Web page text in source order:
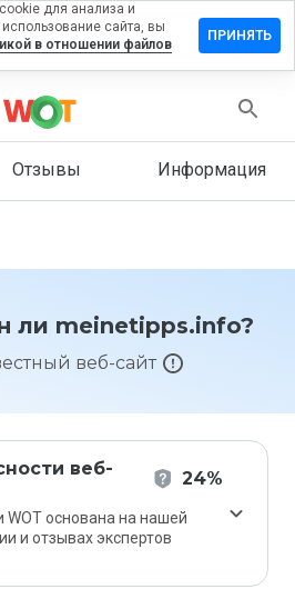
Отзывы Информация
ли meinetipps.info?
веб-сайт
веб-
24%
WOT основана на нашей
и отзывах экспертов
для анализа и
сайта, вы
в отношении файлов
ПРИНЯТЬ